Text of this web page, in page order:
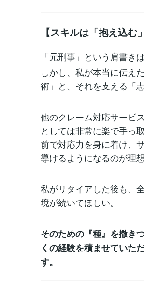
【スキルは「抱え込む
「元刑事」という肩書き
しかし、私が本当に伝え
術」と、それを支える「志
他のクレーム対応サービ
としては非常に楽で手っ
前で対応力を身に着け、
導けるようになるのが理
私がリタイアした後も、
境が続いてほしい。
そのための『種』を撒き
くの経験を積ませていた
す。